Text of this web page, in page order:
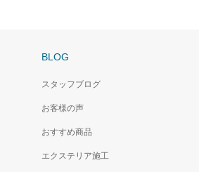
BLOG
スタッフブログ
お客様の声
おすすめ商品
エクステリア施工